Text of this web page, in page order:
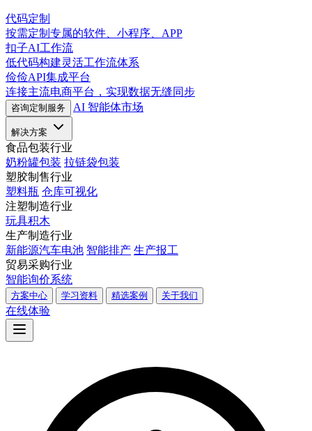
代码定制
按需定制专属的软件、小程序、APP
扣子AI工作流
低代码构建灵活工作流体系
俭俭API集成平台
连接主流电商平台，实现数据无缝同步
咨询定制服务 AI 智能体市场
解决方案
食品包装行业
奶粉罐包装 拉链袋包装
塑胶制售行业
塑料瓶 仓库可视化
注塑制造行业
玩具积木
生产制造行业
新能源汽车电池 智能排产 生产报工
贸易采购行业
智能询价系统
方案中心 学习资料 精选案例 关于我们
在线体验